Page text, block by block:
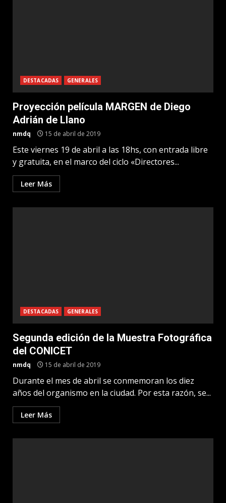
DESTACADAS GENERALES
Proyección película MARGEN de Diego
Adrián de Llano
nmdq 15 de abril de 2019
Este viernes 19 de abril a las 18hs, con entrada libre
y gratuita, en el marco del ciclo «Directores...
Leer Más
DESTACADAS GENERALES
Segunda edición de la Muestra Fotográfica
del CONICET
nmdq 15 de abril de 2019
Durante el mes de abril se conmemoran los diez
años del organismo en la ciudad. Por esta razón, se...
Leer Más